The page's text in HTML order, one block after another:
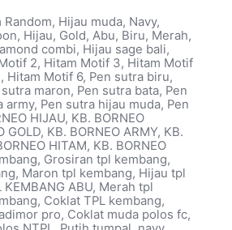
Hijau muda, Navy,
Hijau, Gold, Abu, Biru, Merah,
combi, Hijau sage bali,
2, Hitam Motif 3, Hitam Motif
Hitam Motif 6, Pen sutra biru,
maron, Pen sutra bata, Pen
army, Pen sutra hijau muda, Pen
HIJAU, KB. BORNEO
GOLD, KB. BORNEO ARMY, KB.
HITAM, KB. BORNEO
Grosiran tpl kembang,
Maron tpl kembang, Hijau tpl
KEMBANG ABU, Merah tpl
Coklat TPL kembang,
pro, Coklat muda polos fc,